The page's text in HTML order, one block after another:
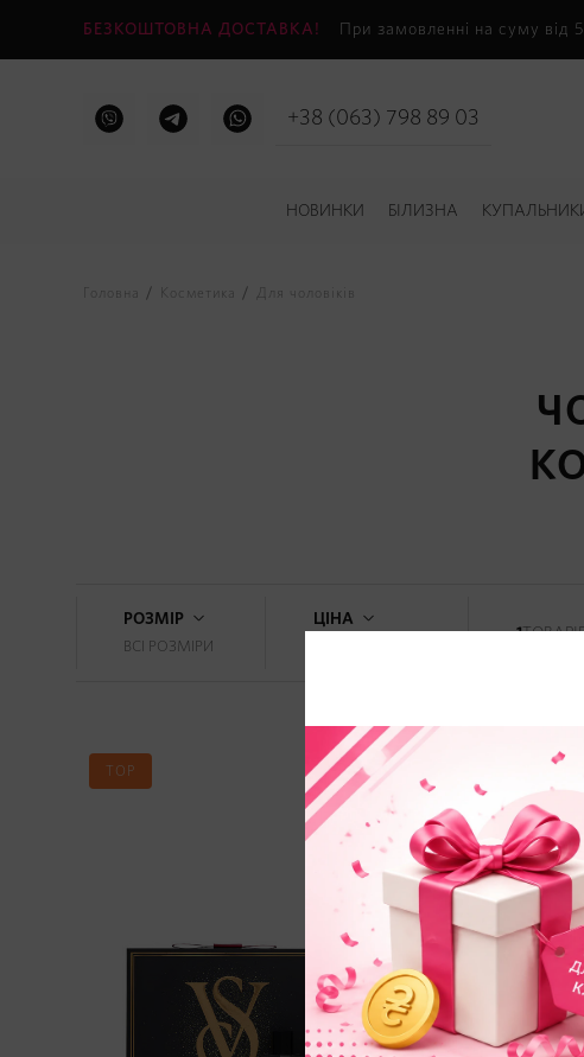
+38 (063) 798 89 03
БЕЗКОШТОВНА ДОСТАВКА! При замовленні на суму від
НОВИНКИ БІЛИЗНА
Головна Косметика Для чоловіків
РОЗМІР
ВСІ РОЗМІРИ
ЦІНА
1
TOP